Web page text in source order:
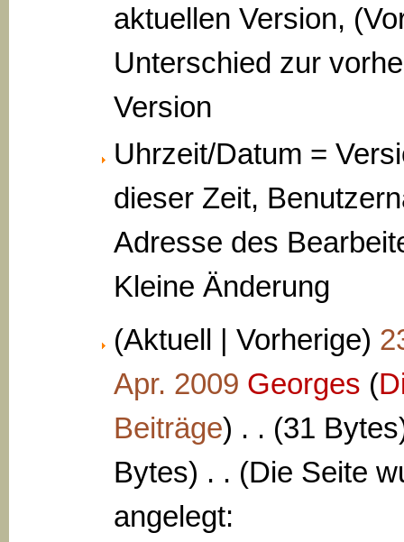
aktuellen Version,
Unterschied zur
Version
Uhrzeit/Datum =
dieser Zeit,
Adresse des
Kleine Änderung
(Aktuell | Vorherige)
Apr. 2009 Georges (
Beiträge) . . (31
Bytes) . . (Die Seite
angelegt: